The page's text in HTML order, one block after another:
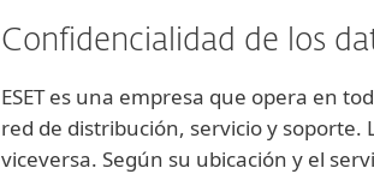
Confidencialidad de los
ESET es una empresa que opera en
red de distribución, servicio y soporte.
viceversa. Según su ubicación y el